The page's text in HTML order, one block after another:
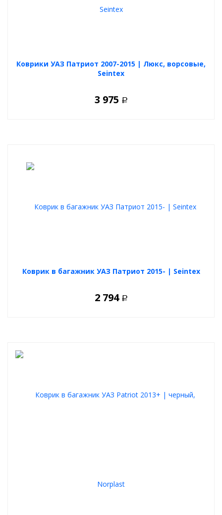
Коврики УАЗ Патриот 2007-2015 | Люкс, ворсовые,
Seintex
3 975 Р
Коврик в багажник УАЗ Патриот 2015- | Seintex
2 794 Р